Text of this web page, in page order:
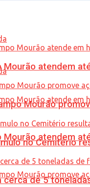
Mourão atendem
Mourão atendem
Mourão
no Cemitério
de 5